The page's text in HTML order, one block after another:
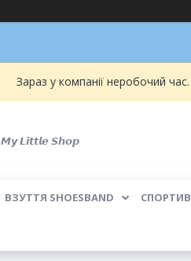
Зараз у компанії неробочий
𝙈𝙮 𝙇𝙞𝙩𝙩𝙡𝙚 𝙎𝙝𝙤𝙥
ВЗУТТЯ SHOESBAND